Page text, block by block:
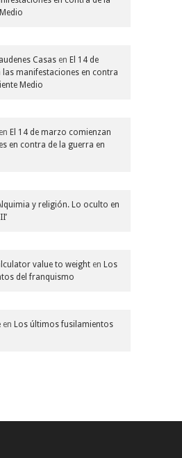
Casas en El 14 de
manifestaciones en contra
Medio
en El 14 de marzo comienzan
en contra de la guerra en
y religión. Lo oculto en
value to weight en Los
del franquismo
en Los últimos fusilamientos